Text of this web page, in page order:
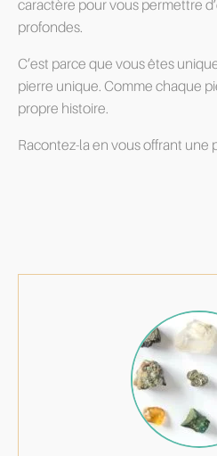
caractère pour vous permettre
profondes.
C’est parce que vous êtes
pierre unique. Comme chaque
propre histoire.
Racontez-la en vous offrant une